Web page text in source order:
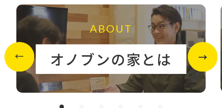
ABOUT
オノブンの家とは